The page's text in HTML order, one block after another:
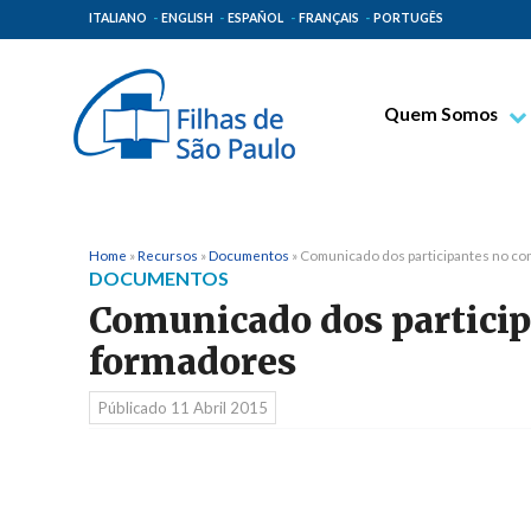
ITALIANO ENGLISH ESPAÑOL FRANÇAIS PORTUGÊS
Quem Somos
Lugares de
Home »Recursos »Documentos » Comunicado dos participantes no
DOCUMENTOS
Comunicado dos
formadores
Públicado 11 Abril 2015